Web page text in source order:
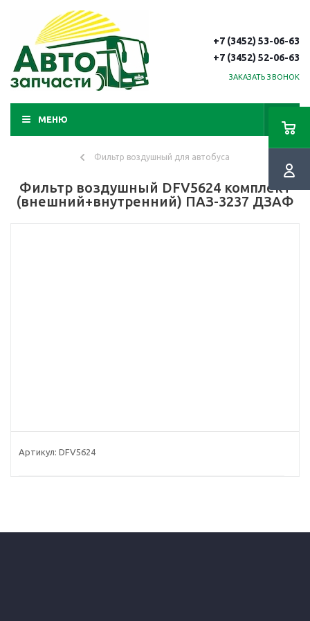
+7 (3452) 53-06-63
+7 (3452) 52-06-63
ЗАКАЗАТЬ ЗВОНОК
МЕНЮ
Фильтр воздушный для автобуса
Фильтр воздушный DFV5624 комплект
(внешний+внутренний) ПАЗ-3237 ДЗАФ
Артикул: DFV5624